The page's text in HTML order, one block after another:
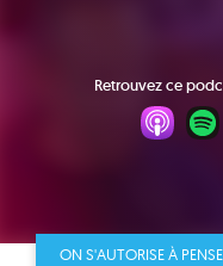
Retrouvez ce
ON S'AUTORISE À